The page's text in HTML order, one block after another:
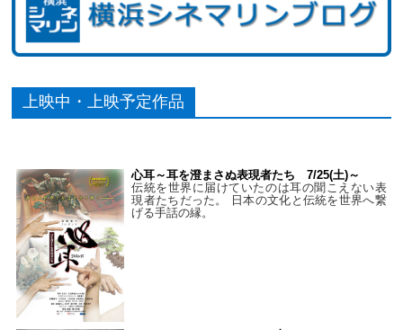
上映中・上映予定作品
心耳～耳を澄まさぬ表現者たち 7/25(土)～
伝統を世界に届けていたのは耳の聞こえない表
現者たちだった。 日本の文化と伝統を世界へ繋
げる手話の縁。